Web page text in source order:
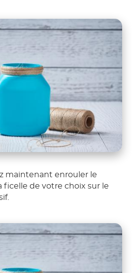
maintenant enrouler le
ficelle de votre choix sur le